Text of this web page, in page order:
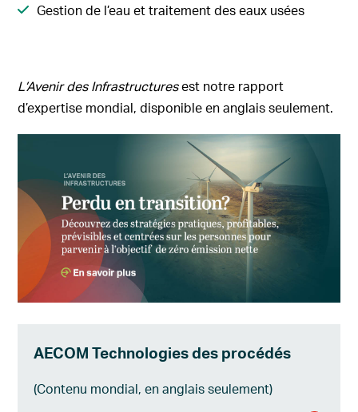
Gestion de l’eau et traitement des eaux usées
L’Avenir des Infrastructuresest notre rapport
d’expertise mondial, disponible en anglais seulement.
AECOM Technologies des procédés
(Contenu mondial, en anglais seulement)